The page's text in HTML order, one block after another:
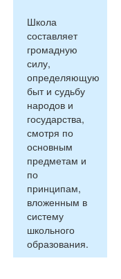
Школа
составляет
громадную
силу,
определяющую
быт и судьбу
народов и
государства,
смотря по
основным
предметам и
по
принципам,
вложенным в
систему
школьного
образования.